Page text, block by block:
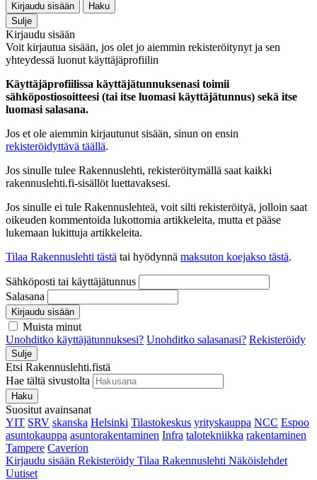
Kirjaudu sisään
Haku
Sulje
Kirjaudu sisään
Voit kirjautua sisään, jos olet jo aiemmin rekisteröitynyt ja sen
yhteydessä luonut käyttäjäprofiilin
Käyttäjäprofiilissa käyttäjätunnuksenasi toimii
sähköpostiosoitteesi (tai itse luomasi käyttäjätunnus) sekä itse
luomasi salasana.
Jos et ole aiemmin kirjautunut sisään, sinun on ensin
rekisteröidyttävä täällä.
Jos sinulle tulee Rakennuslehti, rekisteröitymällä saat kaikki
rakennuslehti.fi-sisällöt luettavaksesi.
Jos sinulle ei tule Rakennuslehteä, voit silti rekisteröityä, jolloin saat
oikeuden kommentoida lukottomia artikkeleita, mutta et pääse
lukemaan lukittuja artikkeleita.
Tilaa Rakennuslehti tästä tai hyödynnä maksuton koejakso tästä.
Sähköposti tai käyttäjätunnus
Salasana
Kirjaudu sisään
Muista minut
Unohditko käyttäjätunnuksesi? Unohditko salasanasi? Rekisteröidy
Sulje
Etsi Rakennuslehti.fistä
Hae tältä sivustolta
Haku
Suositut avainsanat
YIT SRV skanska Helsinki Tilastokeskus yrityskauppa NCC Espoo
asuntokauppa asuntorakentaminen Infra talotekniikka rakentaminen
Tampere Caverion
Kirjaudu sisään Rekisteröidy Tilaa Rakennuslehti Näköislehdet
Uutiset